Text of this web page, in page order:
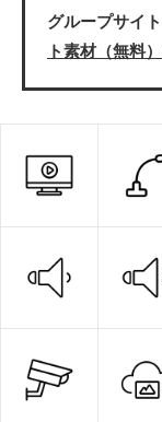
グループサイト
ト素材（無料）